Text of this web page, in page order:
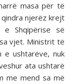
masa për të
njerëz krejt
e Shqipërise së
vjet. Ministrit të
e ushtarëve, nuk
ata ushtarë
me mend sa më